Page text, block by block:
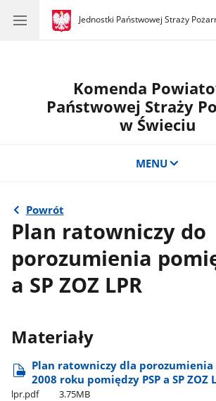
gov.pl
Jednostki Państwowej Straży
gov.pl
Jednostki
Komenda
Państwowej Straży
w Świeciu
MENU
Powrót
Plan ratowniczy do
porozumienia
a SP ZOZ LPR
Materiały
Plan ratowniczy dla porozumienia
2008 roku pomiędzy PSP a SP ZOZ
lpr.pdf 3.75MB